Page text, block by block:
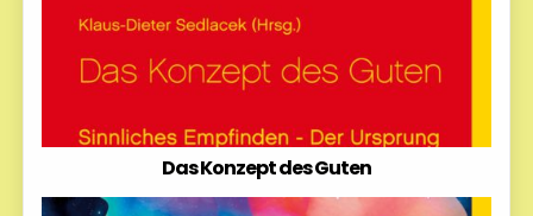
Das Konzept des Guten